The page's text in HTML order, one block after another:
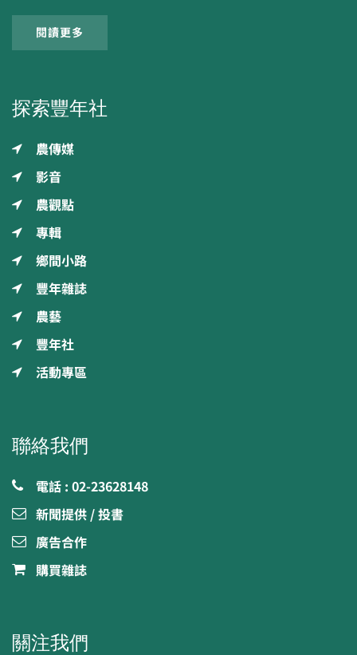
閱讀更多
探索豐年社
農傳媒
影音
農觀點
專輯
鄉間小路
豐年雜誌
農藝
豐年社
活動專區
聯絡我們
電話 : 02-23628148
新聞提供 / 投書
廣告合作
購買雜誌
關注我們